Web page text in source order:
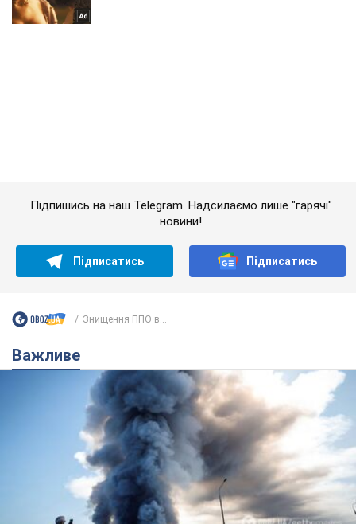
Важливе
"У мене для росіян погані новини": Селезньов
припустив, чим закінчиться "війна складів"
Москва може стати "островом" і зануритися в темряву,
спрогнозував військовий експерт
5.08.2026 16:00 61,7 т.